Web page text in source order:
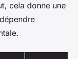
cela donne une